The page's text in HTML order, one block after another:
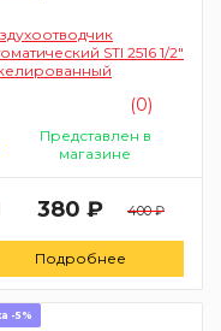
STI 2516 1/2"
(0)
Представлен в
магазине
380 ₽ 400 ₽
Подробнее
-5%